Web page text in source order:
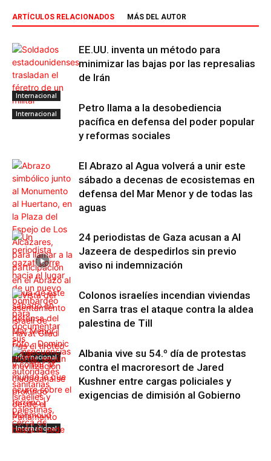
ARTÍCULOS RELACIONADOS MÁS DEL AUTOR
Internacional
EE.UU. inventa un método para
minimizar las bajas por las represalias
de Irán
Internacional
Petro llama a la desobediencia
pacífica en defensa del poder popular
y reformas sociales
Internacional
El Abrazo al Agua volverá a unir este
sábado a decenas de ecosistemas en
defensa del Mar Menor y de todas las
aguas
Internacional
24 periodistas de Gaza acusan a Al
Jazeera de despedirlos sin previo
aviso ni indemnización
Colonos israelíes incendian viviendas
en Sarra tras el ataque contra la aldea
palestina de Till
Albania vive su 54.º día de protestas
contra el macroresort de Jared
Kushner entre cargas policiales y
exigencias de dimisión al Gobierno